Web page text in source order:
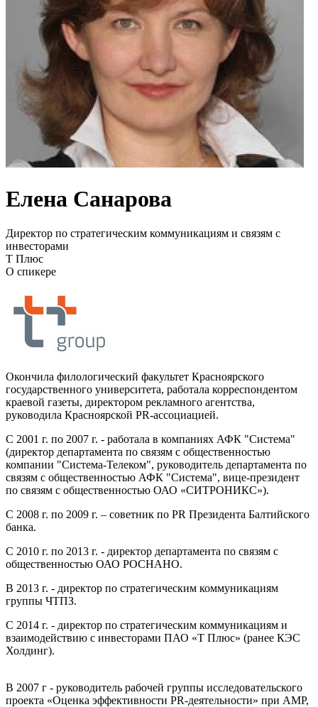
Елена Санарова
Директор по стратегическим коммуникациям и связям с
инвесторами
Т Плюс
О спикере
Окончила филологический факультет Красноярского
государственного университета, работала корреспондентом
краевой газеты, директором рекламного агентства,
руководила Красноярской PR-ассоциацией.
С 2001 г. по 2007 г. - работала в компаниях АФК "Система"
(директор департамента по связям с общественностью
компании "Система-Телеком", руководитель департамента по
связям с общественностью АФК "Система", вице-президент
по связям с общественностью ОАО «СИТРОНИКС»).
С 2008 г. по 2009 г. – советник по PR Президента Балтийского
банка.
С 2010 г. по 2013 г. - директор департамента по связям с
общественностью ОАО РОСНАНО.
В 2013 г. - директор по стратегическим коммуникациям
группы ЧТПЗ.
С 2014 г. - директор по стратегическим коммуникациям и
взаимодействию с инвесторами ПАО «Т Плюс» (ранее КЭС
Холдинг).
В 2007 г - руководитель рабочей группы исследовательского
проекта «Оценка эффективности PR-деятельности» при АМР,